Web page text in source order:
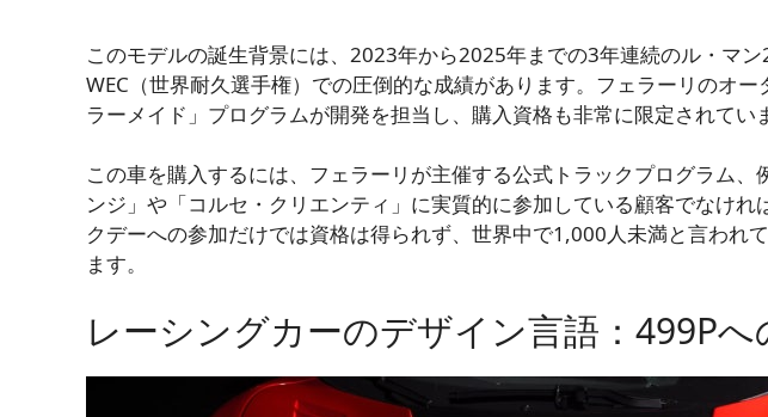
このモデルの誕生背景には、2023年から2025年までの3年連続のル・マン
WEC（世界耐久選手権）での圧倒的な成績があります。フェラーリのオ
ラーメイド」プログラムが開発を担当し、購入資格も非常に限定されてい
この車を購入するには、フェラーリが主催する公式トラックプログラム、
ンジ」や「コルセ・クリエンティ」に実質的に参加している顧客でなけれ
クデーへの参加だけでは資格は得られず、世界中で1,000人未満と言われ
ます。
レーシングカーのデザイン言語：499Pへ